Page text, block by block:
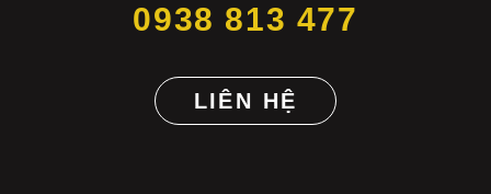
0938 813 477
LIÊN HỆ